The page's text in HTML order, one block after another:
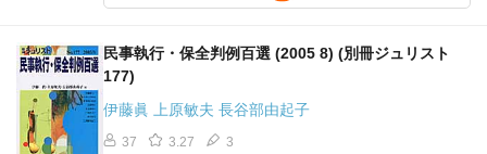
民事執行・保全判例百選 (2005 8) (別冊ジュリスト
177)
伊藤眞 上原敏夫 長谷部由起子
37 3.27 3